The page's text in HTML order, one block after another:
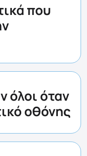
που
όλοι όταν
οθόνης